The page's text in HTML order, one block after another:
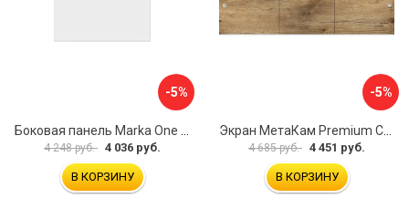
-5%
Боковая панель Marka One Flat 80 MG L 02бфл80мгл
4 248 руб. 4 036 руб.
В КОРЗИНУ
-5%
Экран МетаКам Premium Collection 4650208860133
4 685 руб. 4 451 руб.
В КОРЗИНУ